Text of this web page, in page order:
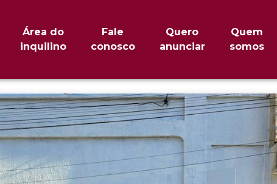
Área do
inquilino
Fale
conosco
Quero
anunciar
Quem
somos